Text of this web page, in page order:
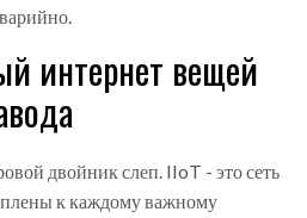
интернет вещей
двойник слеп. IIoT - это сеть
к каждому важному